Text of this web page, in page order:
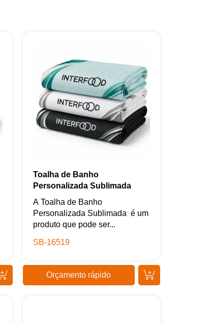
Toalha de Banho
Personalizada Sublimada
A Toalha de Banho
Personalizada Sublimada é um
produto que pode ser...
SB-16519
Orçamento rápido